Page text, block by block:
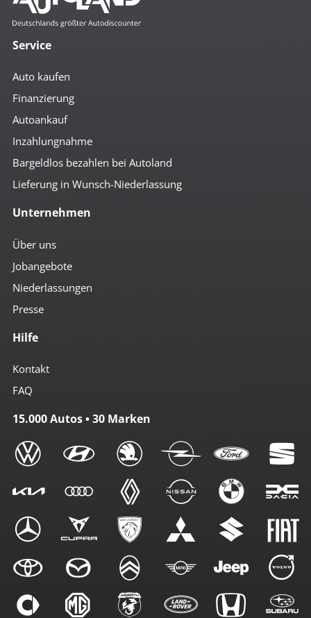
Service
Auto kaufen
Finanzierung
Autoankauf
Inzahlungnahme
Bargeldlos bezahlen bei Autoland
Lieferung in Wunsch-Niederlassung
Unternehmen
Über uns
Jobangebote
Niederlassungen
Presse
Hilfe
Kontakt
FAQ
15.000 Autos • 30 Marken